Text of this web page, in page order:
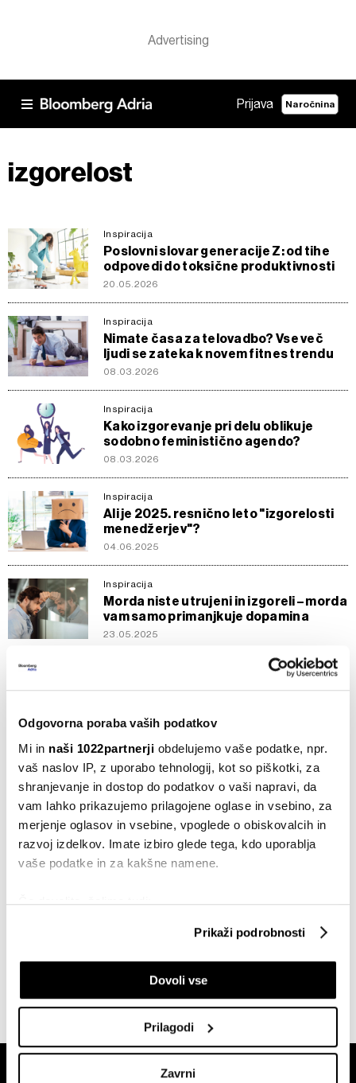
Odgovorna poraba vaših podatkov
Mi in naši 1022partnerji obdelujemo vaše podatke, npr.
vaš naslov IP, z uporabo tehnologij, kot so piškotki, za
shranjevanje in dostop do podatkov o vaši napravi, da
vam lahko prikazujemo prilagojene oglase in vsebino, za
merjenje oglasov in vsebine, vpoglede o obiskovalcih in
razvoj izdelkov. Imate izbiro glede tega, kdo uporablja
vaše podatke in za kakšne namene.
Če dovolite, želimo tudi:
Zbirati informacije o vaši geografski lokaciji, ki so
Identificirati napravo z aktivnim preverjanjem
lastnosti (odčitavanje prstnih odtisov)
Poglejte si še, kako se obdelujejo vaši osebni podatki in
nastavite svoje preference v
razdelku o podrobnostih
iz Izjave o piškotkih.
Prikaži podrobnosti
Dovoli vse
Prilagodi
Zavrni
Prijava Naročnina
izgorelost
Inspiracija
Poslovni slovar generacije Z: od tihe
odpovedi do toksične produktivnosti
20.05.2026
Inspiracija
Nimate časa za telovadbo? Vse več
ljudi se zateka k novem fitnes trendu
08.03.2026
Inspiracija
Kako izgorevanje pri delu oblikuje
sodobno feministično agendo?
08.03.2026
Inspiracija
Ali je 2025. resnično leto "izgorelosti
menedžerjev"?
04.06.2025
Inspiracija
Morda niste utrujeni in izgoreli – morda
vam samo primanjkuje dopamina
23.05.2025
Zakaj izgorevajo mladi?
Splošno
Vse več diagnoz izgorelosti. Je
bolezen postala statusni simbol?
16.08.2024
Inspiracija
Kako si zbistriti obzorje
izgorelost, ugotavljajo znanstveniki
13.08.2022